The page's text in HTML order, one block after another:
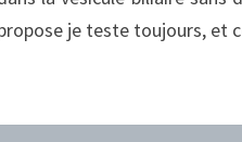
je teste toujours, et